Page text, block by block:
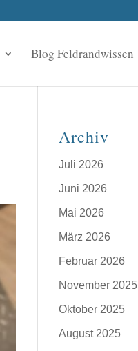
Blog Feldrandwissen
Archiv
Juli 2026
Juni 2026
Mai 2026
März 2026
Februar 2026
November 2025
Oktober 2025
August 2025